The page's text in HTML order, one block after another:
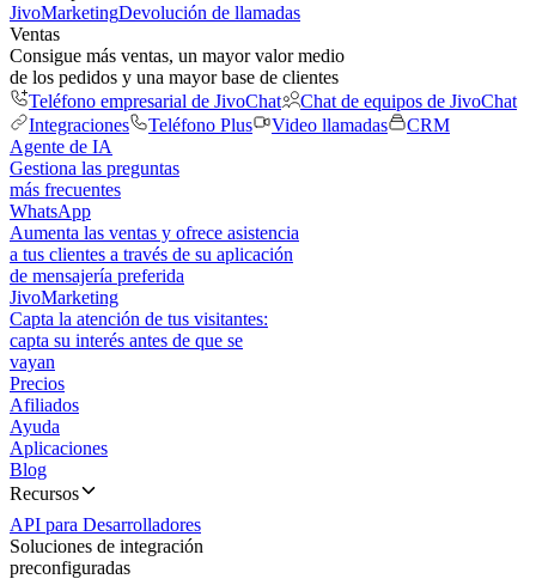
JivoMarketingDevolución de llamadas
Ventas
Consigue más ventas, un mayor valor medio
de los pedidos y una mayor base de clientes
Teléfono empresarial de JivoChat
Chat de equipos de JivoChat
Integraciones
Teléfono Plus Video llamadas
CRM
Agente de IA
Gestiona las preguntas
más frecuentes
WhatsApp
Aumenta las ventas y ofrece asistencia
a tus clientes a través de su aplicación
de mensajería preferida
JivoMarketing
Capta la atención de tus visitantes:
capta su interés antes de que se
vayan
Precios
Afiliados
Ayuda
Aplicaciones
Blog
Recursos
API para Desarrolladores
Soluciones de integración
preconfiguradas